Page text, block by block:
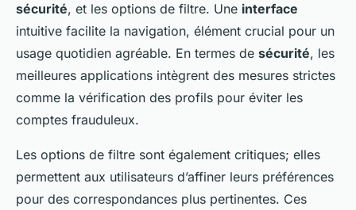
sécurité, et les options de filtre. Une interface
intuitive facilite la navigation, élément crucial pour un
usage quotidien agréable. En termes de sécurité, les
meilleures applications intègrent des mesures strictes
comme la vérification des profils pour éviter les
comptes frauduleux.
Les options de filtre sont également critiques; elles
permettent aux utilisateurs d’affiner leurs préférences
pour des correspondances plus pertinentes. Ces